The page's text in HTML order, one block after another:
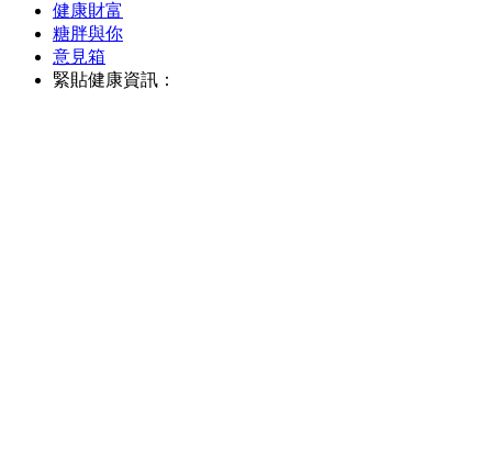
健康財富
糖胖與你
意見箱
緊貼健康資訊：